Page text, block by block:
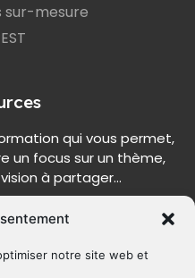
notre site web et
sur-mesure
qui vous permet,
un focus sur un thème,
à partager…